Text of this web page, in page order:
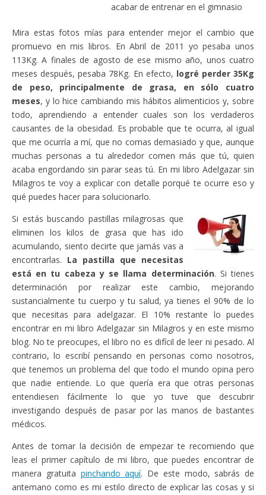
acabar de entrenar en el gimnasio
Mira estas fotos mías para entender mejor el cambio que
promuevo en mis libros. En Abril de 2011 yo pesaba unos
113Kg. A finales de agosto de ese mismo año, unos cuatro
meses después, pesaba 78Kg. En efecto, logré perder 35Kg
de peso, principalmente de grasa, en sólo cuatro
meses, y lo hice cambiando mis hábitos alimenticios y, sobre
todo, aprendiendo a entender cuales son los verdaderos
causantes de la obesidad. Es probable que te ocurra, al igual
que me ocurría a mí, que no comas demasiado y que, aunque
muchas personas a tu alrededor comen más que tú, quien
acaba engordando sin parar seas tú. En mi libro Adelgazar sin
Milagros te voy a explicar con detalle porqué te ocurre eso y
qué puedes hacer para solucionarlo.
Si estás buscando pastillas milagrosas que
eliminen los kilos de grasa que has ido
acumulando, siento decirte que jamás vas a
encontrarlas. La pastilla que necesitas
está en tu cabeza y se llama determinación. Si tienes
determinación por realizar este cambio, mejorando
sustancialmente tu cuerpo y tu salud, ya tienes el 90% de lo
que necesitas para adelgazar. El 10% restante lo puedes
encontrar en mi libro Adelgazar sin Milagros y en este mismo
blog. No te preocupes, el libro no es difícil de leer ni pesado. Al
contrario, lo escribí pensando en personas como nosotros,
que tenemos un problema del que todo el mundo opina pero
que nadie entiende. Lo que quería era que otras personas
entendiesen fácilmente lo que yo tuve que descubrir
investigando después de pasar por las manos de bastantes
médicos.
Antes de tomar la decisión de empezar te recomiendo que
leas el primer capítulo de mi libro, que puedes encontrar de
manera gratuita pinchando aquí. De este modo, sabrás de
antemano como es mi estilo directo de explicar las cosas y si